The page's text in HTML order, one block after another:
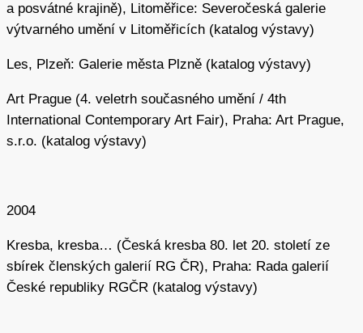
a posvátné krajině), Litoměřice: Severočeská galerie
výtvarného umění v Litoměřicích (katalog výstavy)
Les, Plzeň: Galerie města Plzně (katalog výstavy)
Art Prague (4. veletrh současného umění / 4th
International Contemporary Art Fair), Praha: Art Prague,
s.r.o. (katalog výstavy)
2004
Kresba, kresba… (Česká kresba 80. let 20. století ze
sbírek členských galerií RG ČR), Praha: Rada galerií
České republiky RGČR (katalog výstavy)